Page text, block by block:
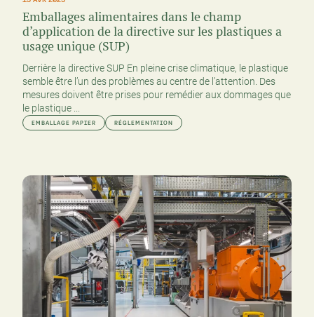
Emballages alimentaires dans le champ
d’application de la directive sur les plastiques a
usage unique (SUP)
Derrière la directive SUP En pleine crise climatique, le plastique
semble être l’un des problèmes au centre de l’attention. Des
mesures doivent être prises pour remédier aux dommages que
le plastique ...
EMBALLAGE PAPIER RÉGLEMENTATION